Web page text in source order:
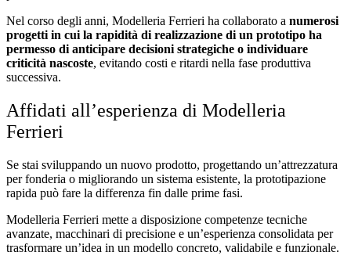
Nel corso degli anni, Modelleria Ferrieri ha collaborato a numerosi
progetti in cui la rapidità di realizzazione di un prototipo ha
permesso di anticipare decisioni strategiche o individuare
criticità nascoste, evitando costi e ritardi nella fase produttiva
successiva.
Affidati all’esperienza di Modelleria
Ferrieri
Se stai sviluppando un nuovo prodotto, progettando un’attrezzatura
per fonderia o migliorando un sistema esistente, la prototipazione
rapida può fare la differenza fin dalle prime fasi.
Modelleria Ferrieri mette a disposizione competenze tecniche
avanzate, macchinari di precisione e un’esperienza consolidata per
trasformare un’idea in un modello concreto, validabile e funzionale.